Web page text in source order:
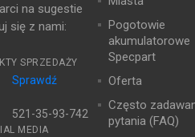
na sugestie
się z nami:
SPRZEDAŻY
Sprawdź
521-35-93-742
MEDIA
Pogotowie
akumulatorowe
Specpart
Oferta
Często
pytania (FAQ)